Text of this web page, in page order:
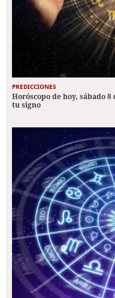
PREDICCIONES
Horóscopo de hoy, sábado
tu signo